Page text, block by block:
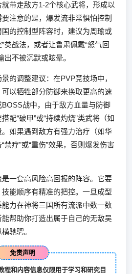
带走敌方1-2个核心武将，形成以
注意的是，爆发流非常惧怕控制
的控制型阵容时，建议为周瑜或
”类战法，或者让鲁肃佩戴“怒气回
出不被沉默或眩晕。
的调整建议：在PVP竞技场中，
以牺牲部分防御来换取更高的速
战中，由于敌方血量与防御
配“破甲”或“持续灼烧”类武将（如
如果遇到敌方有强力治疗（如华
禁疗”或“重伤”效果，否则爆发伤害
一套高风险高回报的阵容。它要
能顺序有精准的把控。一旦成型
力在神将三国所有流派中数一数
帮助你打造出属于自己的无敌吴
驰骋。
免责声明
程和内容信息仅限用于学习和研究目